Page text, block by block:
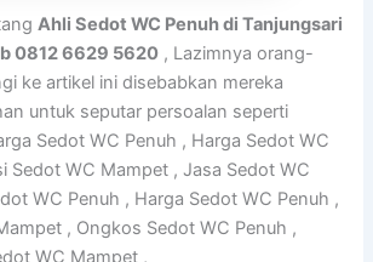
Ahli Sedot WC Penuh di Tanjungsari
0812 6629 5620 , Lazimnya orang-
ke artikel ini disebabkan mereka
untuk seputar persoalan seperti
Sedot WC Penuh , Harga Sedot WC
Sedot WC Mampet , Jasa Sedot WC
WC Penuh , Harga Sedot WC Penuh ,
, Ongkos Sedot WC Penuh ,
WC Mampet ,